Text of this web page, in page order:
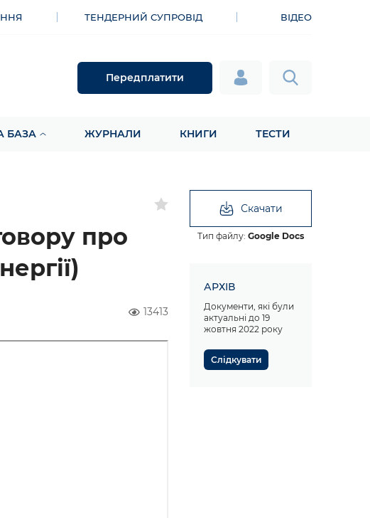
ТЕНДЕРНИЙ СУПРОВІД ВІДЕО
Передплатити
БАЗА ЖУРНАЛИ КНИГИ ТЕСТИ
про
13413
Скачати
Тип файлу:Google Docs
АРХІВ
Документи, які були
актуальні до 19
жовтня 2022 року
Слідкувати